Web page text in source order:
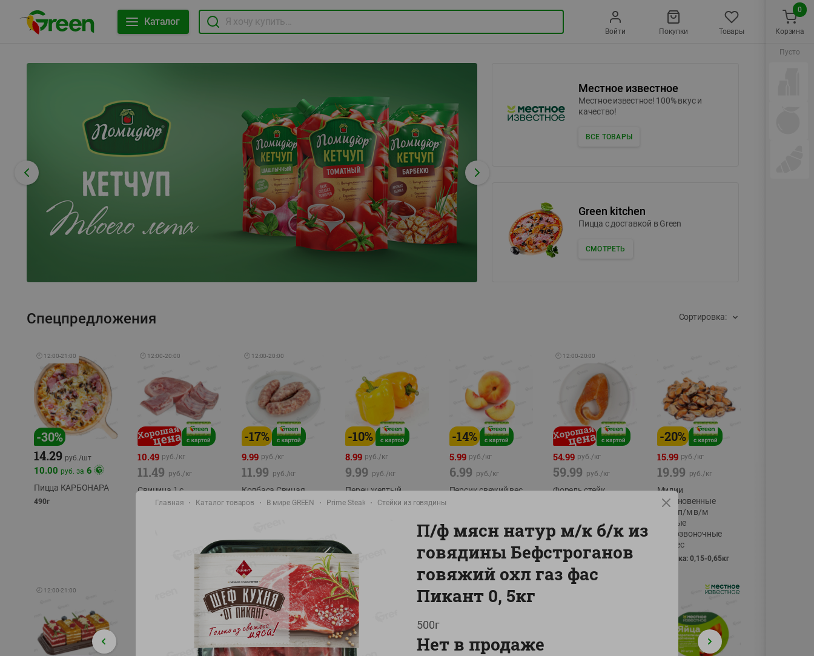
Каталог
Войти Покупки Товары
Местное известное
Местное известное! 100% вкус и
качество!
ВСЕ ТОВАРЫ
Green kitchen
Пицца c доставкой в Green
СМОТРЕТЬ
Спецпредложения Сортировка:
🕘 12:00-21:00
-30%
14.29 руб./шт
10.00 руб. за 6
Пицца КАРБОНАРА
490г
🕘 12:00-20:00
10.49 руб./кг
11.49 руб./кг
Свинина 1 с.
полуфабрикат,
🕘 12:00-20:00
-17%
9.99 руб./кг
11.99 руб./кг
Колбаса Свиная
полуфабрикат,
-10%
8.99 руб./кг
9.99 руб./кг
Перец желтый
Беларусь
-14%
5.99 руб./кг
6.99 руб./кг
Персик свежий вес
🕘 12:00-20:00
54.99 руб./кг
59.99 руб./кг
Форель стейк
фасовка:0,15-0,6кг
-20%
15.99 руб./кг
19.99 руб./кг
Мидии
обыкновенные
мясо п/м в/м
водные
беспозвоночные
Vici вес
фасовка: 0,15-0,65кг
🕘 12:00-21:00
Корзина
0
Пусто
Главная Каталог товаров В мире GREEN Prime Steak Стейки из говядины
П/ф мясн натур м/к б/к из
говядины Бефстроганов
говяжий охл газ фас
Пикант 0, 5кг
500г
Нет в продаже